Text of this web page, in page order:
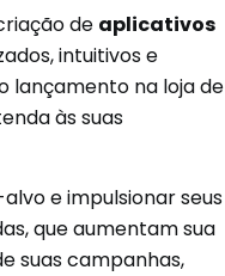
de aplicativos
intuitivos e
lançamento na loja de
às suas
e impulsionar seus
que aumentam sua
suas campanhas,